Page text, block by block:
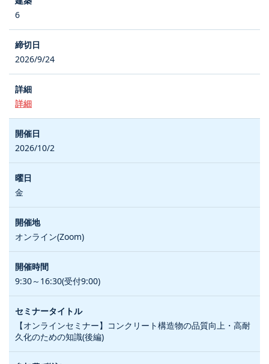
6
2026/9/24
詳細
2026/10/2
金
オンライン(Zoom)
9:30～16:30(受付9:00)
【オンラインセミナー】コンクリート構造物の品質向上・高耐
久化のための知識(後編)